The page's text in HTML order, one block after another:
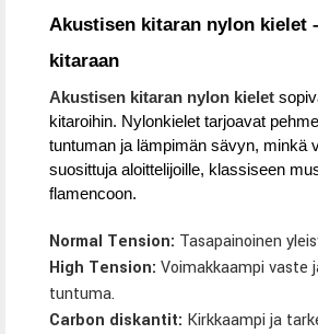
Akustisen kitaran nylon kielet
kitaraan
Akustisen kitaran nylon kielet
kitaroihin. Nylonkielet tarjoavat
tuntuman ja lämpimän sävyn, minkä
suosittuja aloittelijoille, klassiseen
flamencoon.
Normal Tension: Tasapainoinen
High Tension: Voimakkaampi vaste
tuntuma.
Carbon diskantit: Kirkkaampi ja